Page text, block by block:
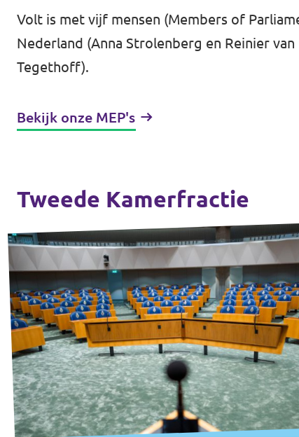
Volt is met vijf mensen (Members of
Nederland (Anna Strolenberg en Reinier
Tegethoff).
Bekijk onze MEP's
Tweede Kamerfractie